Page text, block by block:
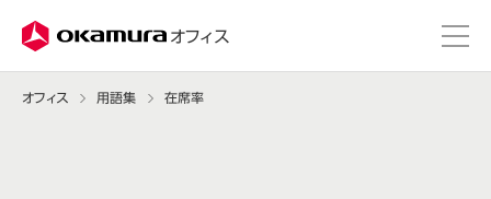
オフィス
オフィス 用語集 在席率